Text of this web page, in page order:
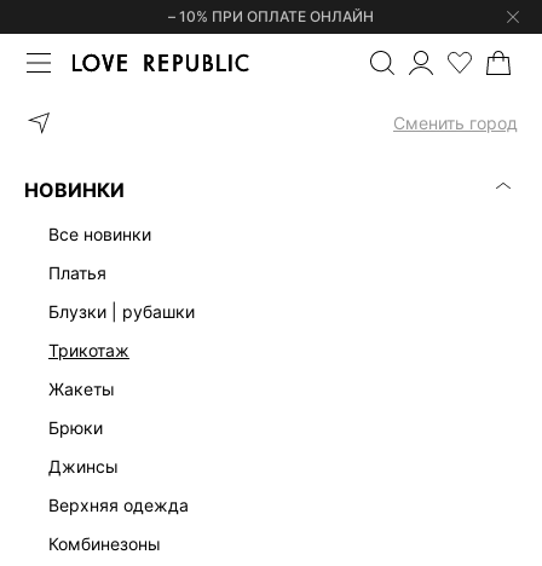
– 10% ПРИ ОПЛАТЕ ОНЛАЙН
Сменить город
НОВИНКИ
все новинки
платья
блузки | рубашки
трикотаж
жакеты
брюки
джинсы
верхняя одежда
комбинезоны
ГЛАВНАЯ ПЛАТЬЕ МАКСИ ИЗ ЛЬНА И